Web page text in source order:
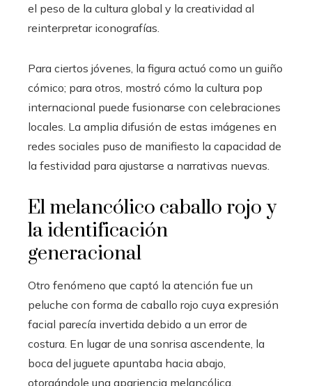
el peso de la cultura global y la creatividad al
reinterpretar iconografías.
Para ciertos jóvenes, la figura actuó como un guiño
cómico; para otros, mostró cómo la cultura pop
internacional puede fusionarse con celebraciones
locales. La amplia difusión de estas imágenes en
redes sociales puso de manifiesto la capacidad de
la festividad para ajustarse a narrativas nuevas.
El melancólico caballo rojo y
la identificación
generacional
Otro fenómeno que captó la atención fue un
peluche con forma de caballo rojo cuya expresión
facial parecía invertida debido a un error de
costura. En lugar de una sonrisa ascendente, la
boca del juguete apuntaba hacia abajo,
otorgándole una apariencia melancólica.